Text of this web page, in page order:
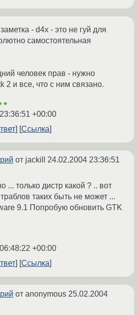
- d4x - это не гуй для
самостоятельная
человек прав - нужно
2 и все, что с ним связано.
+00:00
Ссылка
от jackill 24.02.2004 23:36:51
... только дистр какой ? .. вот
таких быть не может ...
9.1 Попробую обновить GTK
+00:00
Ссылка
от anonymous 25.02.2004